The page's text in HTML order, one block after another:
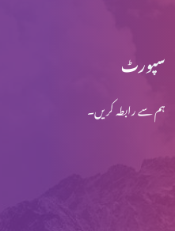
سپورٹ
ہم سے رابطہ کریں۔